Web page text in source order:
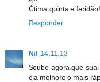
Ótima quinta e feridão!
Responder
Nil 14.11.13
Soube agora que sua
ela melhore o mais